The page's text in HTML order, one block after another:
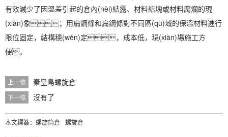
有效減少了因溫差引起的倉內(nèi)結露、材料結塊或材料腐爛的現
(xiàn)象；用扁鋼條和扁鋼條對不同區(qū)域的保溫材料進行
限位固定，結構穩(wěn)定，成本低，現(xiàn)場施工方
便。
上一條 秦皇島螺旋倉
下一條 沒有了
本文標簽： 螺旋筒倉 螺旋倉